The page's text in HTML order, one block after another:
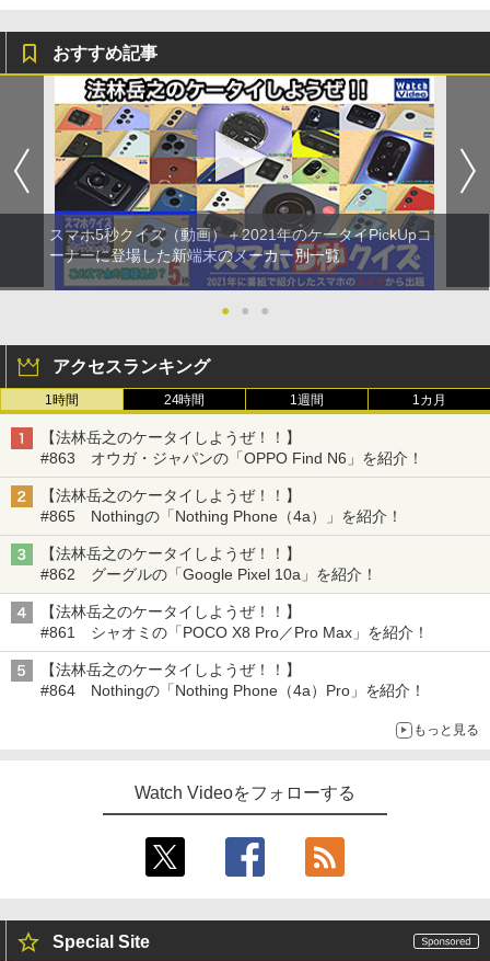
おすすめ記事
スマホ5秒クイズ（動画）＋2021年のケータイPickUpコ
ーナーに登場した新端末のメーカー別一覧
● ● ●
アクセスランキング
1時間 24時間 1週間 1カ月
【法林岳之のケータイしようぜ！！】
#863 オウガ・ジャパンの「OPPO Find N6」を紹介！
【法林岳之のケータイしようぜ！！】
#865 Nothingの「Nothing Phone（4a）」を紹介！
【法林岳之のケータイしようぜ！！】
#862 グーグルの「Google Pixel 10a」を紹介！
【法林岳之のケータイしようぜ！！】
#861 シャオミの「POCO X8 Pro／Pro Max」を紹介！
【法林岳之のケータイしようぜ！！】
#864 Nothingの「Nothing Phone（4a）Pro」を紹介！
もっと見る
Watch Videoをフォローする
Special Site